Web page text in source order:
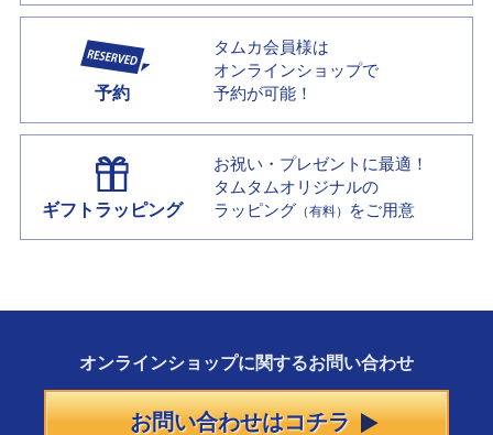
予約
タムカ会員様は
オンラインショップで
予約が可能！
ギフトラッピング
お祝い・プレゼントに最適！
タムタムオリジナルの
ラッピング （有料） をご用意
オンラインショップに関するお問い合わせ
お問い合わせはコチラ